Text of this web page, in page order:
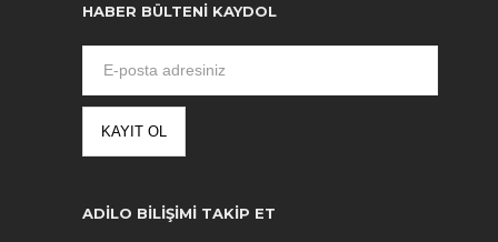
HABER BÜLTENI KAYDOL
ADILO BILIŞIMI TAKIP ET